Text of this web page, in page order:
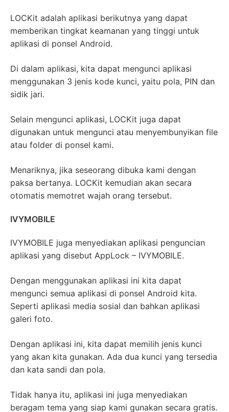
LOCKit adalah aplikasi berikutnya yang dapat
memberikan tingkat keamanan yang tinggi untuk
aplikasi di ponsel Android.
Di dalam aplikasi, kita dapat mengunci aplikasi
menggunakan 3 jenis kode kunci, yaitu pola, PIN dan
sidik jari.
Selain mengunci aplikasi, LOCKit juga dapat
digunakan untuk mengunci atau menyembunyikan file
atau folder di ponsel kami.
Menariknya, jika seseorang dibuka kami dengan
paksa bertanya. LOCKit kemudian akan secara
otomatis memotret wajah orang tersebut.
IVYMOBILE
IVYMOBILE juga menyediakan aplikasi penguncian
aplikasi yang disebut AppLock – IVYMOBILE.
Dengan menggunakan aplikasi ini kita dapat
mengunci semua aplikasi di ponsel Android kita.
Seperti aplikasi media sosial dan bahkan aplikasi
galeri foto.
Dengan aplikasi ini, kita dapat memilih jenis kunci
yang akan kita gunakan. Ada dua kunci yang tersedia
dan kata sandi dan pola.
Tidak hanya itu, aplikasi ini juga menyediakan
beragam tema yang siap kami gunakan secara gratis.